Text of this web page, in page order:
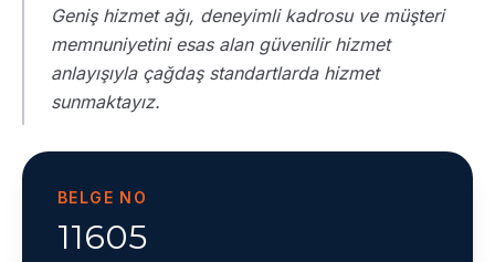
Geniş hizmet ağı, deneyimli kadrosu ve müşteri
memnuniyetini esas alan güvenilir hizmet
anlayışıyla çağdaş standartlarda hizmet
sunmaktayız.
BELGE NO
11605